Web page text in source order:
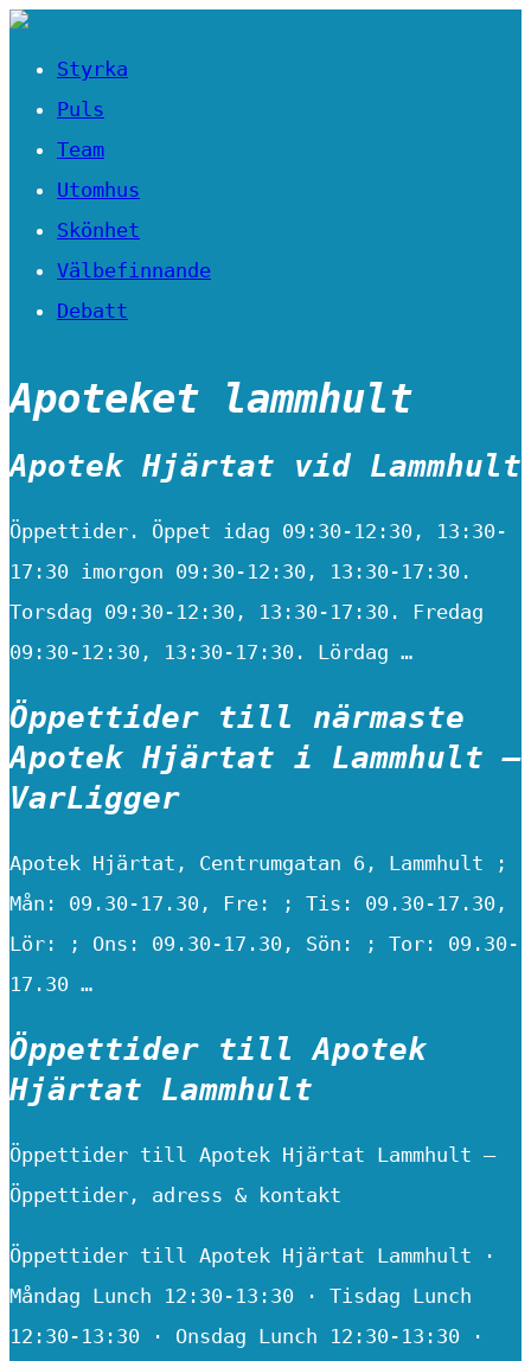
Styrka
Puls
Team
Utomhus
Skönhet
Välbefinnande
Debatt
Apoteket lammhult
Apotek Hjärtat vid Lammhult
Öppettider. Öppet idag 09:30-12:30, 13:30-
17:30 imorgon 09:30-12:30, 13:30-17:30.
Torsdag 09:30-12:30, 13:30-17:30. Fredag
09:30-12:30, 13:30-17:30. Lördag …
Öppettider till närmaste
Apotek Hjärtat i Lammhult –
VarLigger
Apotek Hjärtat, Centrumgatan 6, Lammhult ;
Mån: 09.30-17.30, Fre: ; Tis: 09.30-17.30,
Lör: ; Ons: 09.30-17.30, Sön: ; Tor: 09.30-
17.30 …
Öppettider till Apotek
Hjärtat Lammhult
Öppettider till Apotek Hjärtat Lammhult –
Öppettider, adress & kontakt
Öppettider till Apotek Hjärtat Lammhult ·
Måndag Lunch 12:30-13:30 · Tisdag Lunch
12:30-13:30 · Onsdag Lunch 12:30-13:30 ·